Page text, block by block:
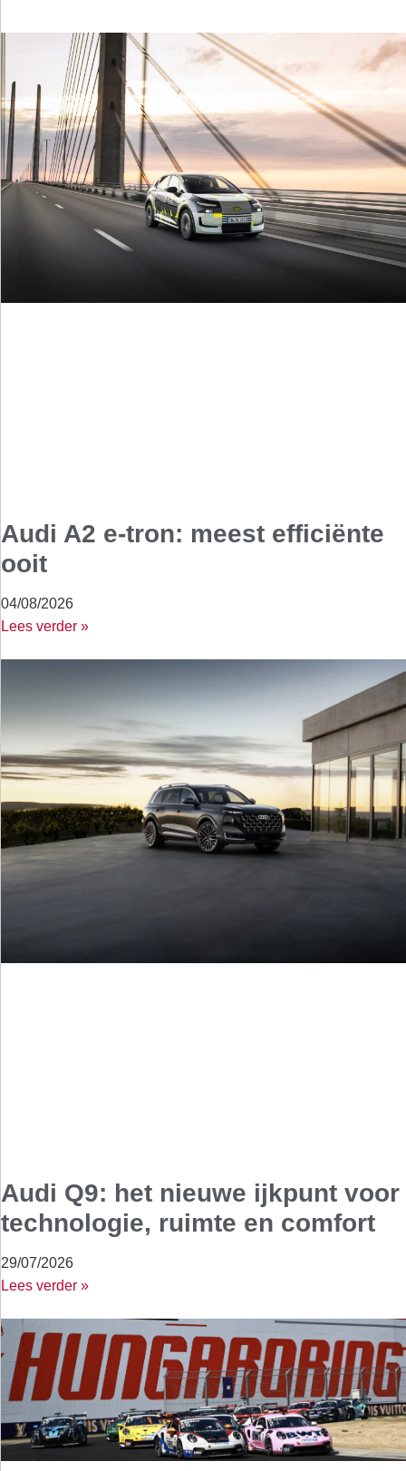
Audi A2 e-tron: meest efficiënte
ooit
04/08/2026
Lees verder »
Audi Q9: het nieuwe ijkpunt voor
technologie, ruimte en comfort
29/07/2026
Lees verder »